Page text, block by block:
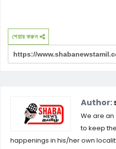
শেয়ার করুন
Author:
We are an
to keep
happenings in his/her own